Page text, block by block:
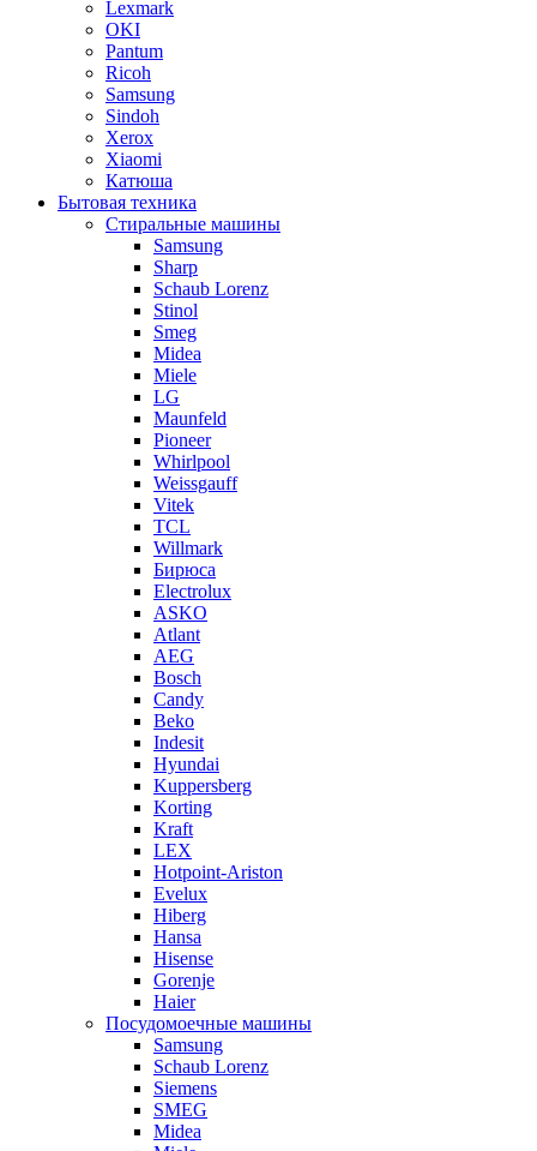
Lexmark
OKI
Pantum
Ricoh
Samsung
Sindoh
Xerox
Xiaomi
Катюша
Бытовая техника
Стиральные машины
Samsung
Sharp
Schaub Lorenz
Stinol
Smeg
Midea
Miele
LG
Maunfeld
Pioneer
Whirlpool
Weissgauff
Vitek
TCL
Willmark
Бирюса
Electrolux
ASKO
Atlant
AEG
Bosch
Candy
Beko
Indesit
Hyundai
Kuppersberg
Korting
Kraft
LEX
Hotpoint-Ariston
Evelux
Hiberg
Hansa
Hisense
Gorenje
Haier
Посудомоечные машины
Samsung
Schaub Lorenz
Siemens
SMEG
Midea